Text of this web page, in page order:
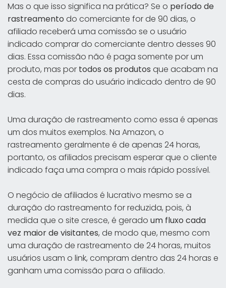
Mas o que isso significa na prática? Se o período de
rastreamento do comerciante for de 90 dias, o
afiliado receberá uma comissão se o usuário
indicado comprar do comerciante dentro desses 90
dias. Essa comissão não é paga somente por um
produto, mas por todos os produtos que acabam na
cesta de compras do usuário indicado dentro de 90
dias.
Uma duração de rastreamento como essa é apenas
um dos muitos exemplos. Na Amazon, o
rastreamento geralmente é de apenas 24 horas,
portanto, os afiliados precisam esperar que o cliente
indicado faça uma compra o mais rápido possível.
O negócio de afiliados é lucrativo mesmo se a
duração do rastreamento for reduzida, pois, à
medida que o site cresce, é gerado um fluxo cada
vez maior de visitantes, de modo que, mesmo com
uma duração de rastreamento de 24 horas, muitos
usuários usam o link, compram dentro das 24 horas e
ganham uma comissão para o afiliado.